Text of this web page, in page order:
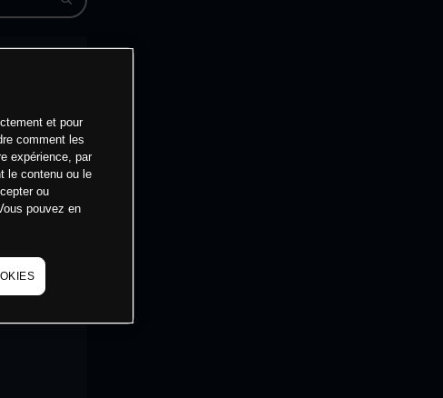
et pour
comment les
expérience, par
le contenu ou le
ou
pouvez en